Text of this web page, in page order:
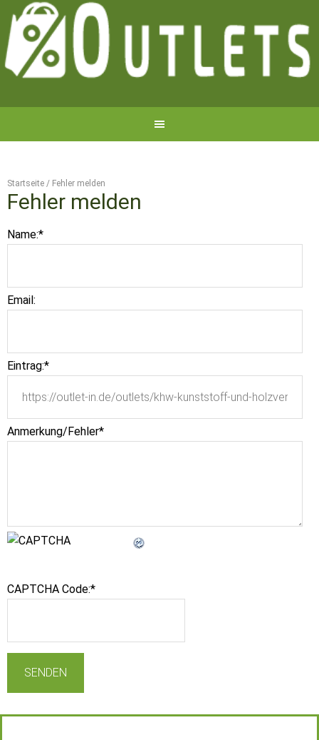
Startseite / Fehler melden
Fehler melden
Name:*
Email:
Eintrag:*
Anmerkung/Fehler*
CAPTCHA Code:*